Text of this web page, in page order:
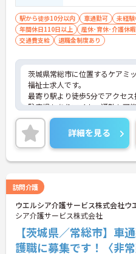
駅から徒歩10分以内 車通勤可 未経
年間休日110日以上
産休･育休･介護休
交通費支給
退職金制度あり
茨城県常総市に位置するケアミ
福祉士求人です。
最寄り駅より徒歩5分でアクセ
駐車場もありマイカー通勤も可
0歳から受け入れ可能な託児所
すので、お子様をお持ちの方も
できます！
ご興味のある方はお気軽にお問
せ。
詳細を見る
訪問介護
ウエルシア介護サービス株式会社ウ
シア介護サービス株式会社
【茨城県／常総市】
護職に募集です！〈非常